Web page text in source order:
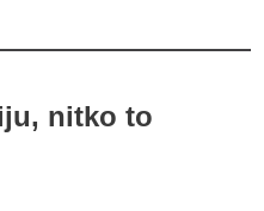
nitko to